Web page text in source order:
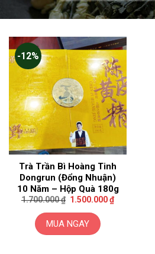
-12%
Trà Trần Bì Hoàng Tinh
Dongrun (Đổng Nhuận)
10 Năm – Hộp Quà 180g
1.700.000₫ Giá
là:
1.700.000 ₫.
1.500.000₫Giá
hiện
MUA NGAY